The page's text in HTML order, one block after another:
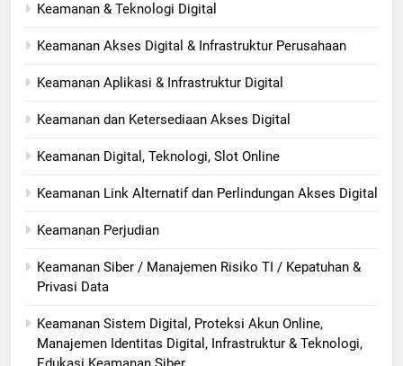
Keamanan & Teknologi Digital
Keamanan Akses Digital & Infrastruktur Perusahaan
Keamanan Aplikasi & Infrastruktur Digital
Keamanan dan Ketersediaan Akses Digital
Keamanan Digital, Teknologi, Slot Online
Keamanan Link Alternatif dan Perlindungan Akses Digital
Keamanan Perjudian
Keamanan Siber / Manajemen Risiko TI / Kepatuhan &
Privasi Data
Keamanan Sistem Digital, Proteksi Akun Online,
Manajemen Identitas Digital, Infrastruktur & Teknologi,